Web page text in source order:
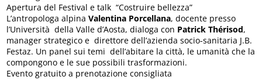
Apertura del Festival e talk “Costruire bellezza”
L’antropologa alpinaValentina Porcellana, docente presso
l’Università della Valle d’Aosta, dialoga con Patrick Thérisod,
manager strategico e direttore dell’azienda socio-sanitaria J.B.
Festaz. Un panel sui temi dell’abitare la città, le umanità che la
compongono e le sue possibili trasformazioni.
Evento gratuito a prenotazione consigliata